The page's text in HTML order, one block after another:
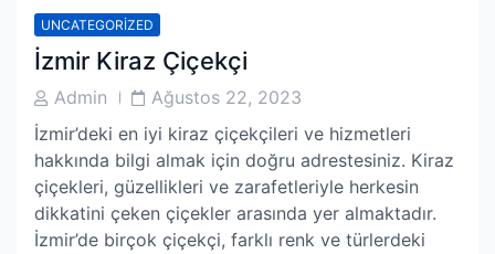
UNCATEGORIZED
İzmir Kiraz Çiçekçi
PostAdmin
PostAğustos 22, 2023
İzmir’deki en iyi kiraz çiçekçileri ve hizmetleri
hakkında bilgi almak için doğru adrestesiniz. Kiraz
çiçekleri, güzellikleri ve zarafetleriyle herkesin
dikkatini çeken çiçekler arasında yer almaktadır.
İzmir’de birçok çiçekçi, farklı renk ve türlerdeki